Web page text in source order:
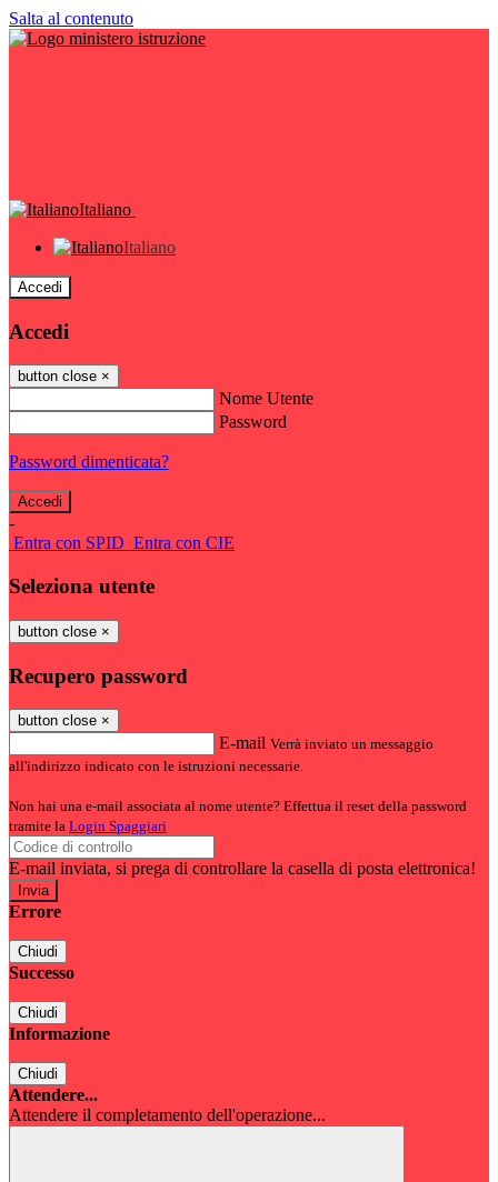
Salta al contenuto
Italiano
Italiano
Accedi
Accedi
button close ×
Nome Utente
Password
Password dimenticata?
-
Entra con SPID Entra con CIE
Seleziona utente
button close ×
Recupero password
button close ×
E-mail Verrà inviato un messaggio
all'indirizzo indicato con le istruzioni necessarie.
Non hai una e-mail associata al nome utente? Effettua il reset della password
tramite la Login Spaggiari
E-mail inviata, si prega di controllare la casella di posta elettronica!
Errore
Chiudi
Successo
Chiudi
Informazione
Chiudi
Attendere...
Attendere il completamento dell'operazione...